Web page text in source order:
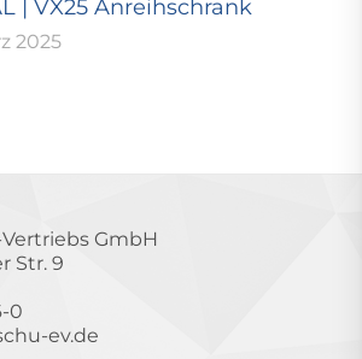
| VX25 Anreihschrank
2025
GmbH
Str. 9
0
ev.de